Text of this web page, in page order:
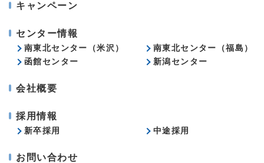
キャンペーン
センター情報
南東北センター（米沢）
南東北センター（福島）
函館センター
新潟センター
会社概要
採用情報
新卒採用 中途採用
お問い合わせ